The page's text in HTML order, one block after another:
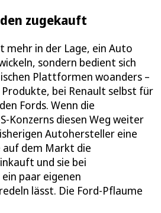
zugekauft
mehr in der Lage, ein Auto
sondern bedient sich
Plattformen woanders –
bei Renault selbst für
Fords. Wenn die
Konzerns diesen Weg weiter
Autohersteller eine
auf dem Markt die
und sie bei
paar eigenen
lässt. Die Ford-Pflaume